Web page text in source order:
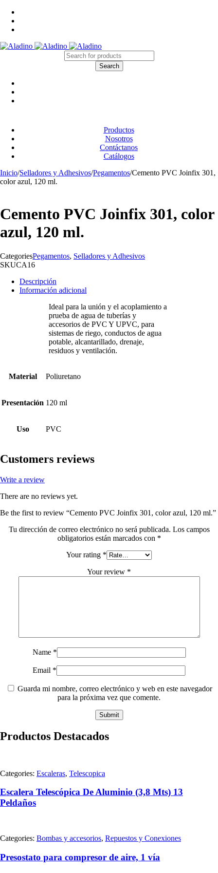
Productos
Nosotros
Contáctanos
Catálogos
Inicio/Selladores y Adhesivos/Pegamentos/Cemento PVC Joinfix 301,
color azul, 120 ml.
Cemento PVC Joinfix 301, color
azul, 120 ml.
CategoriesPegamentos, Selladores y Adhesivos
SKUCA16
Descripción
Información adicional
Ideal para la unión y el acoplamiento a
prueba de agua de tuberías y
accesorios de PVC Y UPVC, para
sistemas de riego, conductos de agua
potable, alcantarillado, drenaje,
residuos y ventilación.
Material Poliuretano
Presentación 120 ml
Uso PVC
Customers reviews
Write a review
There are no reviews yet.
Be the first to review “Cemento PVC Joinfix 301, color azul, 120 ml.”
Tu dirección de correo electrónico no será publicada. Los campos
obligatorios están marcados con *
Your rating *
Your review *
Name *
Email *
Guarda mi nombre, correo electrónico y web en este navegador
para la próxima vez que comente.
Productos Destacados
Categories: Escaleras, Telescopica
Escalera Telescópica De Aluminio (3,8 Mts) 13
Peldaños
Categories: Bombas y accesorios, Repuestos y Conexiones
Presostato para compresor de aire, 1 vía